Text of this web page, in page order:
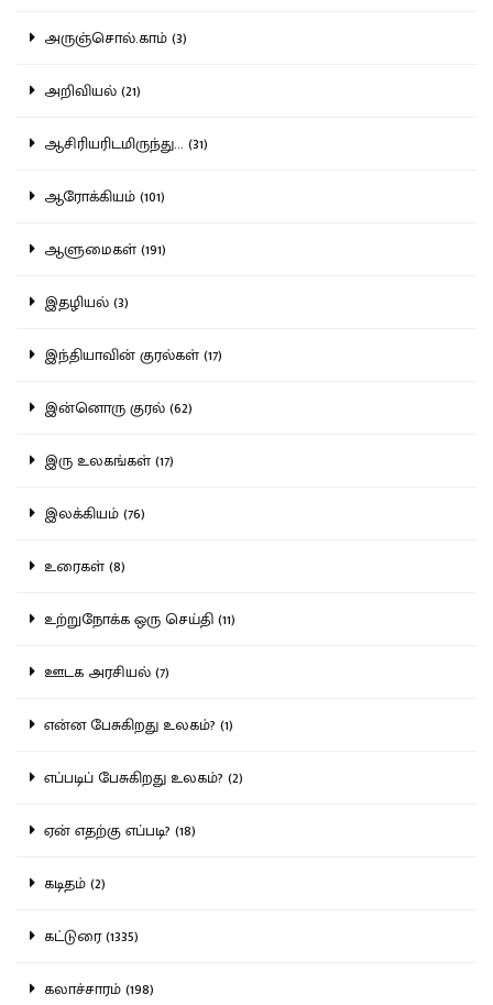
அருஞ்சொல்.காம் (3)
அறிவியல் (21)
ஆசிரியரிடமிருந்து... (31)
ஆரோக்கியம் (101)
ஆளுமைகள் (191)
இதழியல் (3)
இந்தியாவின் குரல்கள் (17)
இன்னொரு குரல் (62)
இரு உலகங்கள் (17)
இலக்கியம் (76)
உரைகள் (8)
உற்றுநோக்க ஒரு செய்தி (11)
ஊடக அரசியல் (7)
என்ன பேசுகிறது உலகம்? (1)
எப்படிப் பேசுகிறது உலகம்? (2)
ஏன் எதற்கு எப்படி? (18)
கடிதம் (2)
கட்டுரை (1335)
கலாச்சாரம் (198)